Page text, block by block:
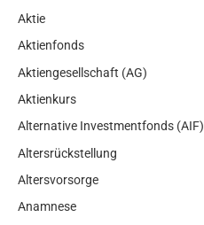
Aktie
Aktienfonds
Aktiengesellschaft (AG)
Aktienkurs
Alternative Investmentfonds (AIF)
Altersrückstellung
Altersvorsorge
Anamnese